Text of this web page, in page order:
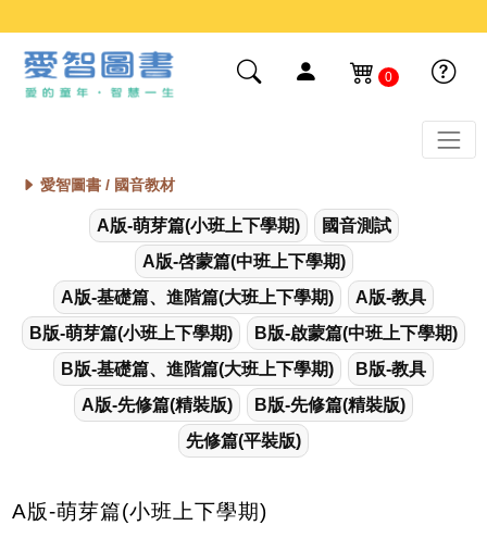
0
愛智圖書 / 國音教材
A版-萌芽篇(小班上下學期)
國音測試
A版-啓蒙篇(中班上下學期)
A版-基礎篇、進階篇(大班上下學期)
A版-教具
B版-萌芽篇(小班上下學期)
B版-啟蒙篇(中班上下學期)
B版-基礎篇、進階篇(大班上下學期)
B版-教具
A版-先修篇(精裝版)
B版-先修篇(精裝版)
先修篇(平裝版)
A版-萌芽篇(小班上下學期)